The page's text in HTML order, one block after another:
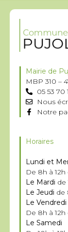
Mairie de
MBP 310 –
05 53 70
Nous
Notre
Horaires
Lundi et
De 8h à 12h
Le Mardi de
Le Jeudi de
Le Vendredi
De 8h à 12h
Le Samedi